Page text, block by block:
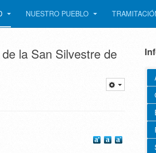
NUESTRO PUEBLO
la San Silvestre de